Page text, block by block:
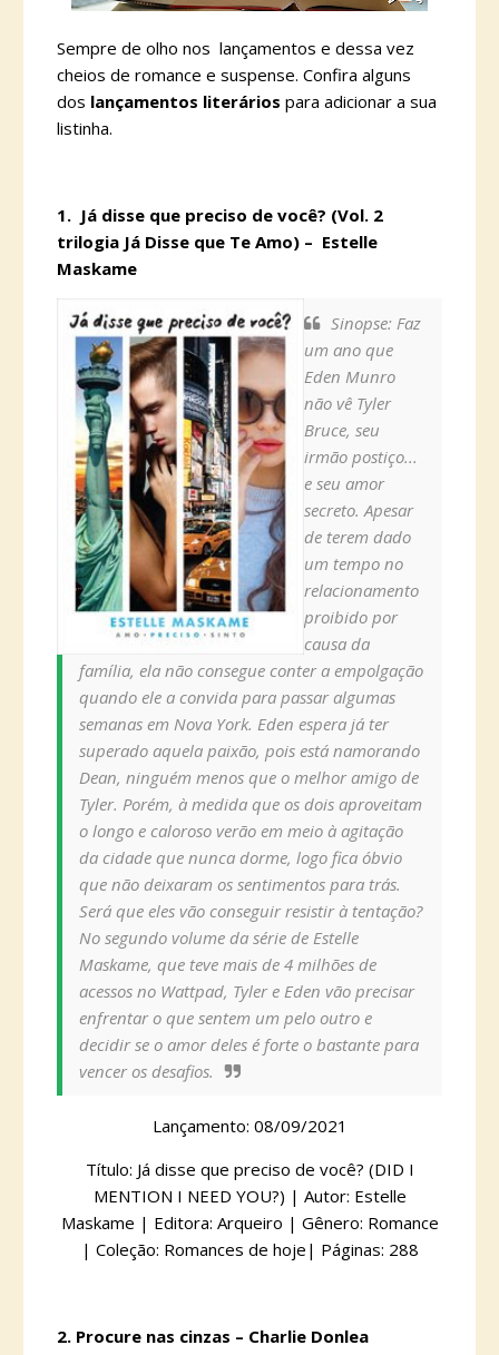
Sempre de olho nos lançamentos e dessa vez
cheios de romance e suspense. Confira alguns
dos lançamentos literários para adicionar a sua
listinha.
1. Já disse que preciso de você? (Vol. 2
trilogia Já Disse que Te Amo) – Estelle
Maskame
Sinopse: Faz
um ano que
Eden Munro
não vê Tyler
Bruce, seu
irmão postiço...
e seu amor
secreto. Apesar
de terem dado
um tempo no
relacionamento
proibido por
causa da
família, ela não consegue conter a empolgação
quando ele a convida para passar algumas
semanas em Nova York. Eden espera já ter
superado aquela paixão, pois está namorando
Dean, ninguém menos que o melhor amigo de
Tyler. Porém, à medida que os dois aproveitam
o longo e caloroso verão em meio à agitação
da cidade que nunca dorme, logo fica óbvio
que não deixaram os sentimentos para trás.
Será que eles vão conseguir resistir à tentação?
No segundo volume da série de Estelle
Maskame, que teve mais de 4 milhões de
acessos no Wattpad, Tyler e Eden vão precisar
enfrentar o que sentem um pelo outro e
decidir se o amor deles é forte o bastante para
vencer os desafios.
Lançamento: 08/09/2021
Título: Já disse que preciso de você? (DID I
MENTION I NEED YOU?) | Autor: Estelle
Maskame | Editora: Arqueiro | Gênero: Romance
| Coleção: Romances de hoje| Páginas: 288
2. Procure nas cinzas – Charlie Donlea